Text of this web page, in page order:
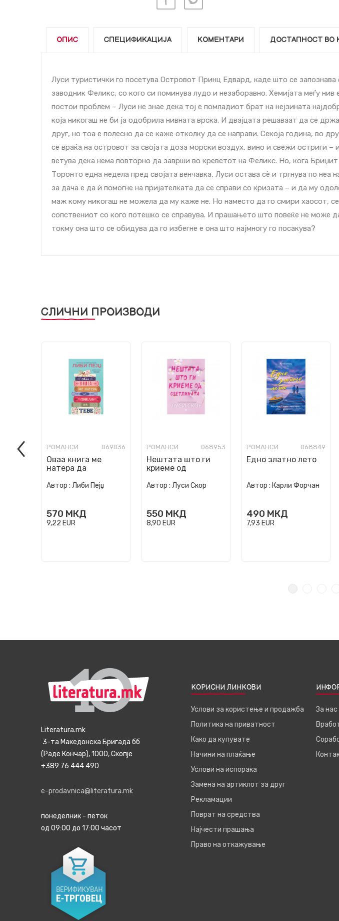
ОПИС СПЕЦИФИКАЦИЈА КОМЕНТАРИ ДОСТАПНОСТ ВО
Луси туристички го посетува Островот Принц Едвард, каде што се запознава
заводник Феликс, со кого си поминува лудо и незаборавно. Хемијата меѓу нив
постои проблем – Луси не знае дека тој е помладиот брат на нејзината
која никогаш не би ја одобрила нивната врска. И двајцата решаваат да се
друг, но тоа е полесно да се каже отколку да се направи. Секоја година, во
се враќа на островот за својата доза морски воздух, вино и свежи остриги –
ветува дека нема повторно да заврши во креветот на Феликс. Но, кога Бриџит
Торонто една недела пред својата венчавка, Луси остава сѐ и тргнува по неа
за дача е да ѝ помогне на пријателката да се справи со кризата – и да му
маж кому никогаш не можела да му каже не. Но наместо да го смири хаосот,
сопствениот со кого потешко се справува. И прашањето што повеќе не може
токму она што се обидува да го избегне е она што најмногу го посакува?
СЛИЧНИ ПРОИЗВОДИ
РОМАНСИ 069036
Оваа книга ме
натера да
Автор : Либи Пејџ
570 МКД
9,22 EUR
РОМАНСИ 068953
Нештата што ги
криеме од
Автор : Луси Скор
550 МКД
8,90 EUR
РОМАНСИ 068849
Едно златно лето
Автор : Карли Форчан
490 МКД
7,93 EUR
Literatura.mk
3-та Македонска Бригада бб
(Раде Кончар), 1000, Скопје
+389 76 444 490
e-prodavnica@literatura.mk
понеделник - петок
од 09:00 до 17:00 часот
КОРИСНИ ЛИНКОВИ
Услови за користење и продажба
Политика на приватност
Како да купувате
Начини на плаќање
Услови на испорака
Замена на артиклот за друг
Рекламации
Поврат на средства
Најчести прашања
Право на откажување
За нас